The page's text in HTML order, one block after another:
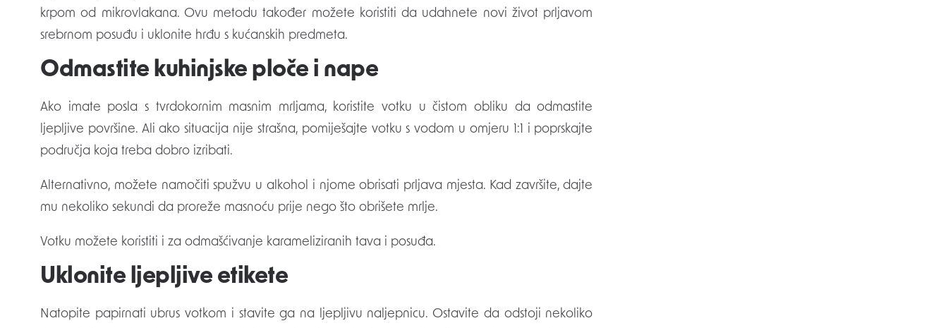
krpom od mikrovlakana. Ovu metodu također možete koristiti da udahnete novi život prljavom
srebrnom posuđu i uklonite hrđu s kućanskih predmeta.
Odmastite kuhinjske ploče i nape
Ako imate posla s tvrdokornim masnim mrljama, koristite votku u čistom obliku da odmastite
ljepljive površine. Ali ako situacija nije strašna, pomiješajte votku s vodom u omjeru 1:1 i poprskajte
područja koja treba dobro izribati.
Alternativno, možete namočiti spužvu u alkohol i njome obrisati prljava mjesta. Kad završite, dajte
mu nekoliko sekundi da proreže masnoću prije nego što obrišete mrlje.
Votku možete koristiti i za odmašćivanje karameliziranih tava i posuđa.
Uklonite ljepljive etikete
Natopite papirnati ubrus votkom i stavite ga na ljepljivu naljepnicu. Ostavite da odstoji nekoliko